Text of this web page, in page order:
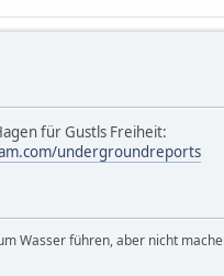
für Gustls Freiheit:
undergroundreports
Wasser führen, aber nicht